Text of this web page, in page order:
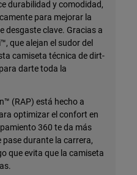
durabilidad y comodidad,
para mejorar la
desgaste clave. Gracias a
que alejan el sudor del
camiseta técnica de dirt-
darte toda la
(RAP) está hecho a
optimizar el confort en
360 te da más
durante la carrera,
que evita que la camiseta